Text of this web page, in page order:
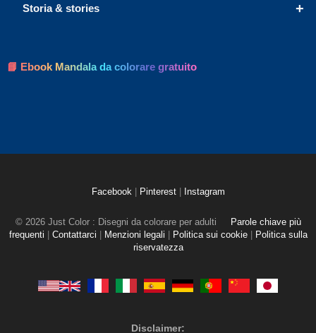
+
Storia & stories
📘 Ebook Mandala da colorare gratuito
Facebook Pinterest Instagram
© 2026 Just Color : Disegni da colorare per adulti
Parole chiave più
frequenti
Contattarci Menzioni legali Politica sui cookie
Politica sulla
riservatezza
Disclaimer: